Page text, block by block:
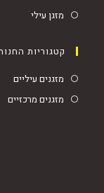
מזגן עילי
קטגוריות
מזגנים עיליים
מזגנים מרכזיים